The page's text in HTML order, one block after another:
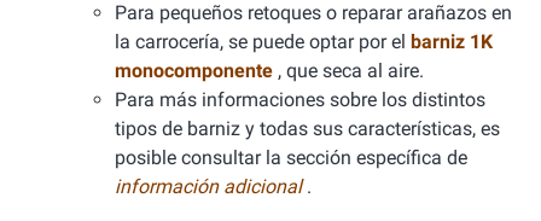
Para pequeños retoques o reparar arañazos en
la carrocería, se puede optar por el barniz 1K
monocomponente , que seca al aire.
Para más informaciones sobre los distintos
tipos de barniz y todas sus características, es
posible consultar la sección específica de
información adicional.